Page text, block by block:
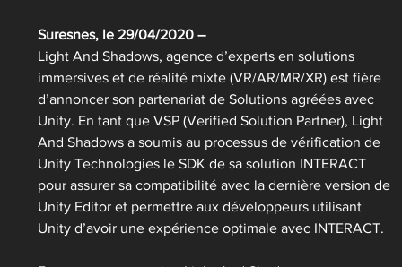
Suresnes, le 29/04/2020 –
Light And Shadows, agence d’experts en solutions
immersives et de réalité mixte (VR/AR/MR/XR) est fière
d’annoncer son partenariat de Solutions agréées avec
Unity. En tant que VSP (Verified Solution Partner), Light
And Shadows a soumis au processus de vérification de
Unity Technologies le SDK de sa solution INTERACT
pour assurer sa compatibilité avec la dernière version de
Unity Editor et permettre aux développeurs utilisant
Unity d’avoir une expérience optimale avec INTERACT.